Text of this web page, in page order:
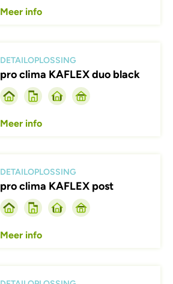
Meer info
DETAILOPLOSSING
pro clima KAFLEX duo black
Meer info
DETAILOPLOSSING
pro clima KAFLEX post
Meer info